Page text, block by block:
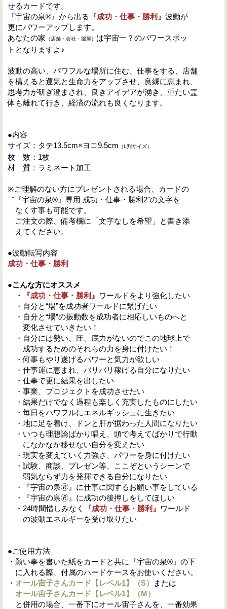
せるカードです。
『宇宙の泉®』から出る
『成功・ 仕事・勝利』 波動が
更にパワーアップします。
あなたの家 （店舗・会社・部屋） は宇宙一？のパワースポッ
トとなりますよ♪
波動の高い、パワフルな場所に住む、仕事をする、店舗
を構えると運気と生命力をアップさせ、良縁に恵まれ、
思考力が研ぎ澄まされ、良きアイデアが湧き、重たい霊
体も離れて行き、経済の流れも良くなります。
●内容
サイズ：タテ13.5cm×ヨコ9.5cm （L判サイズ）
枚 数：1枚
材 質：ラミネート加工
※ご理解のない方にプレゼントされる場合、カードの
"『宇宙の泉®』専用 成功・仕事・勝利2"の文字を
なくす事も可能です。
ご注文の際、備考欄に「文字なしを希望」と書き添
えてください。
●波動転写内容
成功・仕事・勝利
●こんな方にオススメ
・
『成功・仕事・勝利』 ワールドをより強化したい
・自分と“場”を成功者ワールドに繋げたい
・自分と“場”の振動数を成功者に相応しいものへと
変化させていきたい！
・自分には勢い、圧、底力がないのでこの地球上で
成功するためのそれらの力を身に付けたい！
・何事もやり遂げるパワーと気力が欲しい
・仕事運に恵まれ、バリバリ稼げる自分になりたい
・仕事で更に結果を出したい
・事業、プロジェクトを成功させたい
・結果だけでなく過程も楽しく充実したものにしたい
・毎日をパワフルにエネルギッシュに生きたい
・地に足を着け、ドンと肝が据わった人間になりたい
・いつも理想論ばかり唱え、頭で考えてばかりで行動
になかなか移せない自分を変えたい
・現実を変えていく力強さ、パワーを身に付けたい
・試験、商談、プレゼン等、ここぞというシーンで
弱気ならず力を発揮できる自分になりたい
・『宇宙の泉🄬』に仕事に関するお願い事をしている
・『宇宙の泉🄬』に成功の後押しをしてほしい
・24時間惜しみなく
『成功・仕事・勝利』 ワールド
の波動エネルギーを受け取りたい
●ご使用方法
・願い事を書いた紙をカードと共に『宇宙の泉®』の下
に入れる際、付属のハードケースをお使いください。
・ オール宙子さんカード【レベル1】（S）
または
オール宙子さんカード【レベル1】（M）
と併用の場合、一番下にオール宙子さんを、一番効果